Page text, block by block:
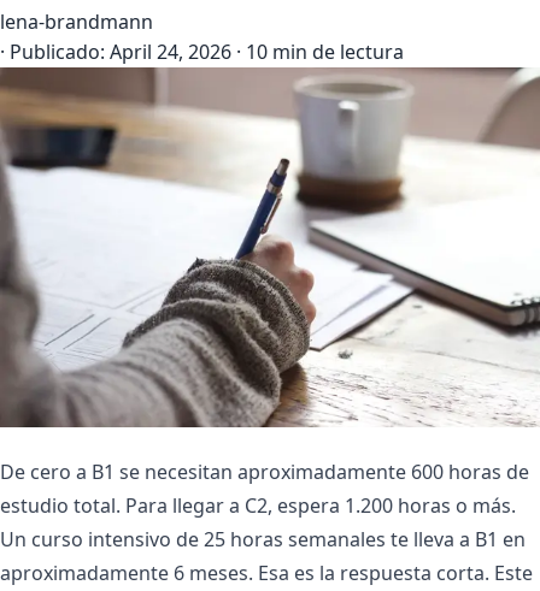
lena-brandmann
· Publicado: April 24, 2026 · 10 min de lectura
De cero a B1 se necesitan aproximadamente 600 horas de
estudio total. Para llegar a C2, espera 1.200 horas o más.
Un curso intensivo de 25 horas semanales te lleva a B1 en
aproximadamente 6 meses. Esa es la respuesta corta. Este